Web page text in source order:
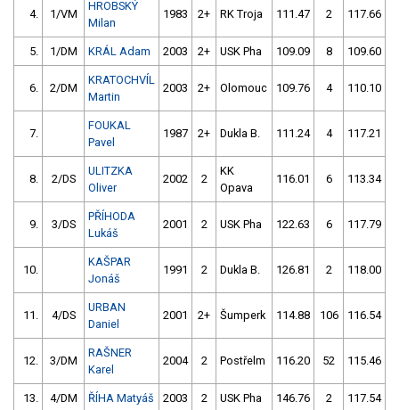
4. 1/VM
HROBSKÝ
Milan
1983 2+ RK Troja 111.47 2 117.66
5. 1/DM KRÁL Adam 2003 2+ USK Pha 109.09 8 109.60
6. 2/DM
KRATOCHVÍL
Martin
2003 2+ Olomouc 109.76 4 110.10
7.
FOUKAL
Pavel
1987 2+ Dukla B. 111.24 4 117.21
8. 2/DS
ULITZKA
Oliver
2002 2
KK
Opava
116.01 6 113.34
9. 3/DS
PŘÍHODA
Lukáš
2001 2 USK Pha 122.63 6 117.79
10.
KAŠPAR
Jonáš
1991 2 Dukla B. 126.81 2 118.00
11. 4/DS
URBAN
Daniel
2001 2+ Šumperk 114.88 106 116.54
12. 3/DM
RAŠNER
Karel
2004 2 Postřelm 116.20 52 115.46
13. 4/DM ŘÍHA Matyáš 2003 2 USK Pha 146.76 2 117.54